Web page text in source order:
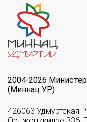
2004-2026
(Миннац УР)
426063 Удмуртская